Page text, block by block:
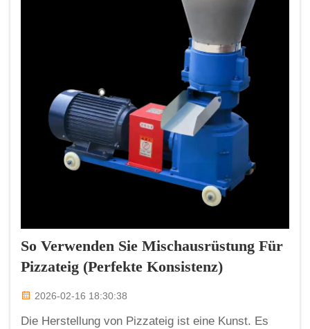
So Verwenden Sie Mischausrüstung Für
Pizzateig (perfekte Konsistenz)
2026-02-16 18:30:38
Die Herstellung von Pizzateig ist eine Kunst. Es